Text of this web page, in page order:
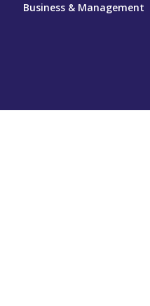
Business & Management